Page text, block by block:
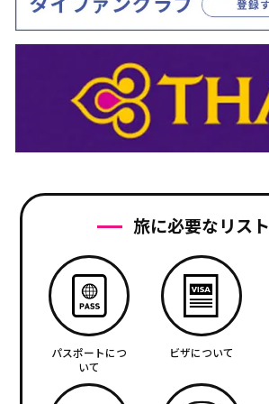
旅に必要なリスト
パスポートにつ
いて
ビザについて